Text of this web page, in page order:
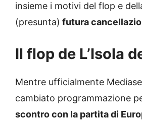
insieme i motivi del flop e
(presunta) futura
Il flop de L’Isola
Mentre ufficialmente
cambiato programmazione
scontro con la partita di